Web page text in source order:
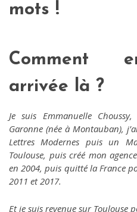
mots !
Comment
arrivée là ?
Je suis Emmanuelle
Garonne (née à Montauban),
Lettres Modernes puis un
Toulouse, puis créé mon
en 2004, puis quitté la France
2011 et 2017.
Et je suis revenue sur Toulouse